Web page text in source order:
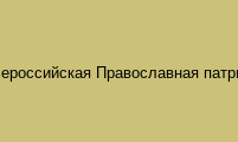
Православная